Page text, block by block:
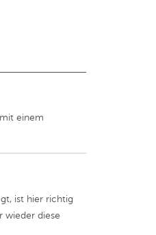
einem
ist hier richtig
wieder diese